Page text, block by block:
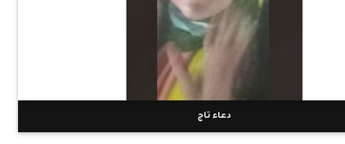
دعاء تاج